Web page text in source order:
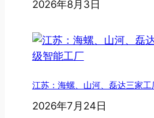
2026年8月3日
江苏：海螺、山河、磊达三家
2026年7月24日